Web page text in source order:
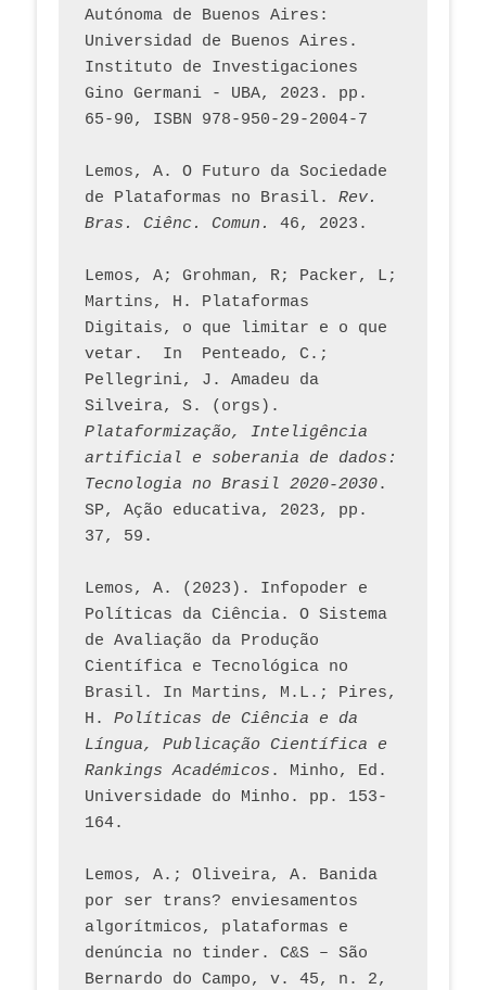
Autónoma de Buenos Aires:
Universidad de Buenos Aires.
Instituto de Investigaciones
Gino Germani - UBA, 2023. pp.
65-90, ISBN 978-950-29-2004-7
Lemos, A. O Futuro da Sociedade
de Plataformas no Brasil. Rev.
Bras. Ciênc. Comun.
Lemos, A; Grohman, R; Packer, L;
Martins, H. Plataformas
Digitais, o que limitar e o que
vetar.  In  Penteado, C.;
Pellegrini, J. Amadeu da
Plataformização, Inteligência
artificial e soberania de dados:
Tecnologia no Brasil 2020-2030.
SP, Ação educativa, 2023, pp.
37, 59.
Lemos, A. (2023). Infopoder e
Políticas da Ciência. O Sistema
de Avaliação da Produção
Científica e Tecnológica no
Brasil. In Martins, M.L.; Pires,
H. Políticas de Ciência e da
Língua, Publicação Científica e
Rankings Académicos . Minho, Ed.
Universidade do Minho. pp. 153-
164.
Lemos, A.; Oliveira, A. Banida
por ser trans? enviesamentos
algorítmicos, plataformas e
denúncia no tinder. C&S – São
Bernardo do Campo, v. 45, n. 2,